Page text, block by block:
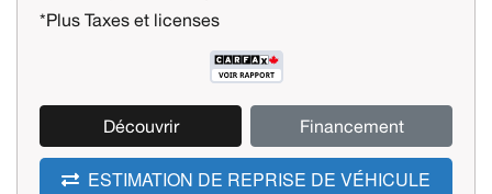
*Plus Taxes et licenses
Découvrir Financement
ESTIMATION DE REPRISE DE VÉHICULE